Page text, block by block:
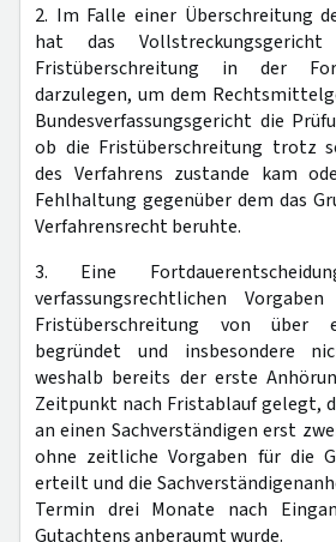
2. Im Falle einer Überschreitung
hat das
Fristüberschreitung in der
darzulegen, um dem
Bundesverfassungsgericht die
ob die Fristüberschreitung trotz
des Verfahrens zustande kam
Fehlhaltung gegenüber dem das
Verfahrensrecht beruhte.
3. Eine
verfassungsrechtlichen
Fristüberschreitung von
begründet und insbesondere
weshalb bereits der erste
Zeitpunkt nach Fristablauf gelegt,
an einen Sachverständigen erst
ohne zeitliche Vorgaben für die
erteilt und die
Termin drei Monate nach
Gutachtens anberaumt wurde.